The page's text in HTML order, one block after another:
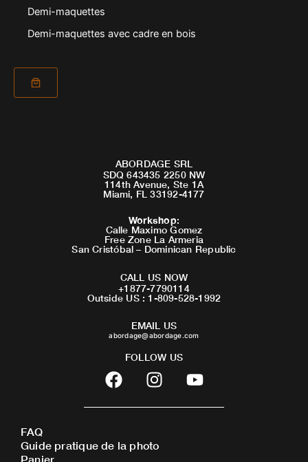
Demi-maquettes
Demi-maquettes avec cadre en bois
ABORDAGE SRL
SDQ 643435 2250 NW
114th Avenue, Ste 1A
Miami, FL 33192-4177
Workshop:
Calle Maximo Gomez
Free Zone La Armeria
San Cristóbal – Dominican Republic
CALL US NOW
+1877-7790114
Outside US : 1-809-528-1992
EMAIL US
abordage@abordage.com
FOLLOW US
F
a
c
b
o
I
n
s
a
g
Y
o
u
FAQ
Guide pratique de la photo
Panier